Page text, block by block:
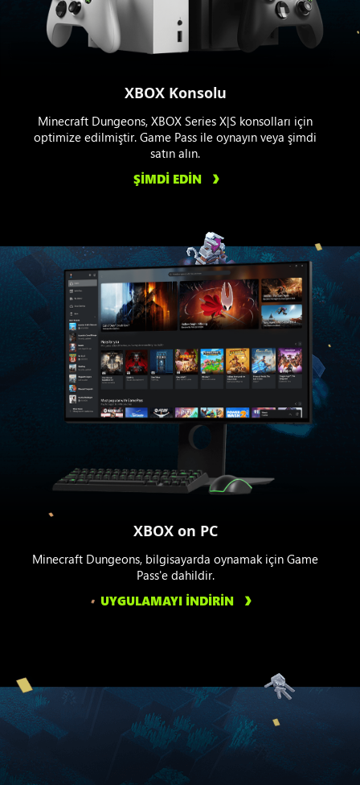
XBOX Konsolu
Minecraft Dungeons, XBOX Series X|S konsolları için
optimize edilmiştir. Game Pass ile oynayın veya şimdi
satın alın.
ŞİMDİ EDİN
XBOX on PC
Minecraft Dungeons, bilgisayarda oynamak için Game
Pass'e dahildir.
UYGULAMAYI İNDİRİN